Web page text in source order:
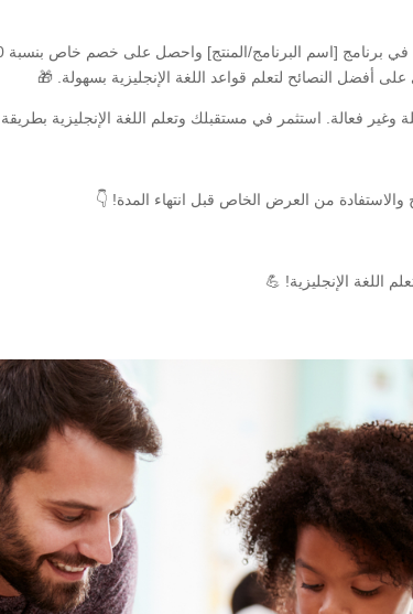
أفضل النصائح لتعلم قواعد اللغة الإنجليزية بسهولة. 🎁
وغير فعالة. استثمر في مستقبلك وتعلم اللغة الإنجليزية
من العرض الخاص قبل انتهاء المدة! 👇
اللغة الإنجليزية! 💪